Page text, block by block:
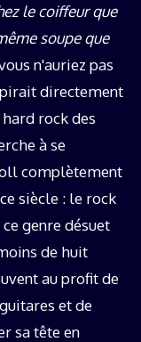
le coiffeur que
soupe que
n'auriez pas
directement
rock des
à se
complètement
siècle : le rock
genre désuet
de huit
au profit de
et de
sa tête en